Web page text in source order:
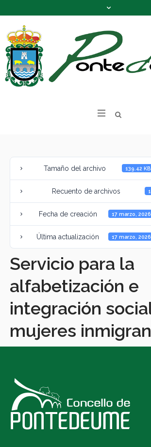
Tamaño del archivo 139.42 KB
Recuento de archivos 1
Fecha de creación 17 marzo, 2026
Última actualización 17 marzo, 2026
Servicio para la
alfabetización e
integración
mujeres